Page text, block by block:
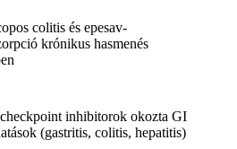
colitis és epesav-
krónikus hasmenés
inhibitorok okozta GI
(gastritis, colitis, hepatitis)